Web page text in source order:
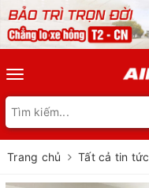
Toggle
navigation
Trang chủ Tất cả tin tức